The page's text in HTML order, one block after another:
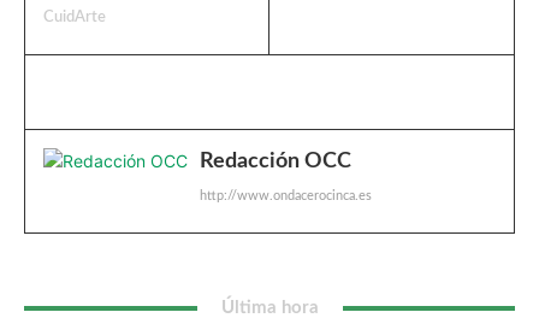
CuidArte
Redacción OCC
http://www.ondacerocinca.es
Última hora